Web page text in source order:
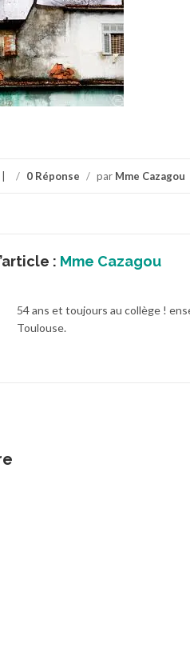
/ 0 Réponse / par Mme Cazagou
: Mme Cazagou
54 ans et toujours au collège !
Toulouse.